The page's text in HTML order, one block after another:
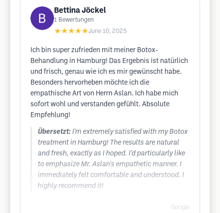
Bettina Jöckel
1 Bewertungen
★★★★★June 10, 2025
Ich bin super zufrieden mit meiner Botox-
Behandlung in Hamburg! Das Ergebnis ist natürlich
und frisch, genau wie ich es mir gewünscht habe.
Besonders hervorheben möchte ich die
empathische Art von Herrn Aslan. Ich habe mich
sofort wohl und verstanden gefühlt. Absolute
Empfehlung!
Übersetzt: I'm extremely satisfied with my Botox
treatment in Hamburg! The results are natural
and fresh, exactly as I hoped. I'd particularly like
to emphasize Mr. Aslan's empathetic manner. I
immediately felt comfortable and understood. I
highly recommend it!
Google